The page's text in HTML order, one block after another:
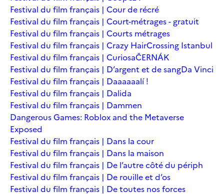
Festival du film français | Cour de récré
Festival du film français | Court-métrages - gratuit
Festival du film français | Courts métrages
Festival du film français | Crazy HairCrossing Istanbul
Festival du film français | CuriosaČERNÁK
Festival du film français | D’argent et de sangDa Vinci
Festival du film français | Daaaaaalí !
Festival du film français | Dalida
Festival du film français | Dammen
Dangerous Games: Roblox and the Metaverse
Exposed
Festival du film français | Dans la cour
Festival du film français | Dans la maison
Festival du film français | De l’autre côté du périph
Festival du film français | De rouille et d’os
Festival du film français | De toutes nos forces